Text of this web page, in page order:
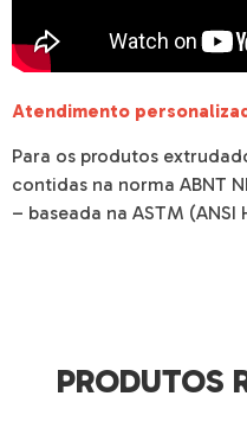
Atendimento
Para os produtos
contidas na norma ABNT
– baseada na ASTM (ANSI
PRODUTOS